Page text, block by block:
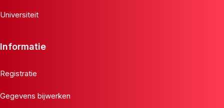
Universiteit
Informatie
Registratie
Gegevens bijwerken